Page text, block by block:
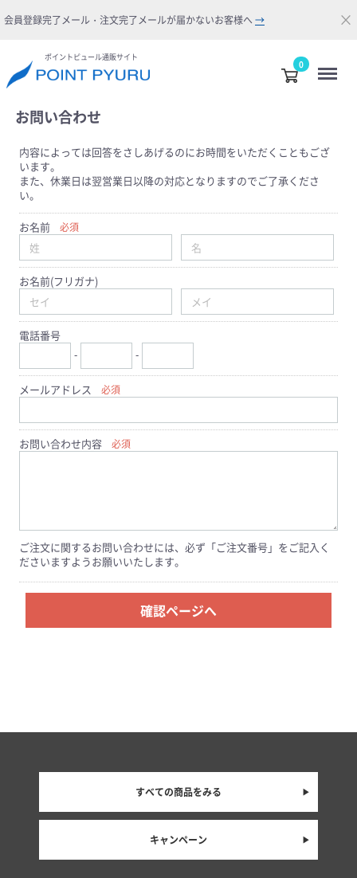
会員登録完了メール・注文完了メールが届かないお客様へ → ×
ポイントピュール通販サイト
0
お問い合わせ
内容によっては回答をさしあげるのにお時間をいただくこともござ
います。
また、休業日は翌営業日以降の対応となりますのでご了承くださ
い。
お名前 必須
お名前(フリガナ)
電話番号
-
-
メールアドレス 必須
お問い合わせ内容 必須
ご注文に関するお問い合わせには、必ず「ご注文番号」をご記入く
ださいますようお願いいたします。
確認ページへ
すべての商品をみる
キャンペーン